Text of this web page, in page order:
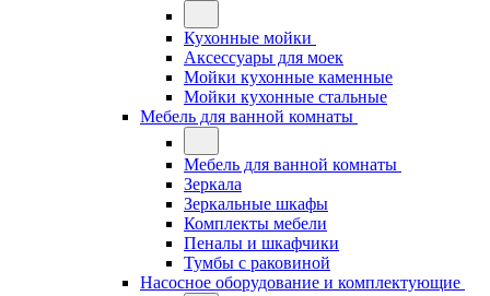
Кухонные мойки
Аксессуары для моек
Мойки кухонные каменные
Мойки кухонные стальные
Мебель для ванной комнаты
Мебель для ванной комнаты
Зеркала
Зеркальные шкафы
Комплекты мебели
Пеналы и шкафчики
Тумбы с раковиной
Насосное оборудование и комплектующие